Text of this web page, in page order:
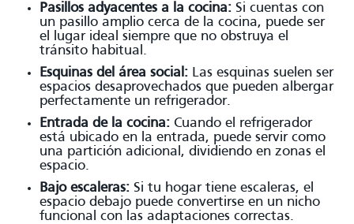
Pasillos adyacentes a la cocina: Si cuentas con
un pasillo amplio cerca de la cocina, puede ser
el lugar ideal siempre que no obstruya el
tránsito habitual.
Esquinas del área social: Las esquinas suelen ser
espacios desaprovechados que pueden albergar
perfectamente un refrigerador.
Entrada de la cocina: Cuando el refrigerador
está ubicado en la entrada, puede servir como
una partición adicional, dividiendo en zonas el
espacio.
Bajo escaleras: Si tu hogar tiene escaleras, el
espacio debajo puede convertirse en un nicho
funcional con las adaptaciones correctas.